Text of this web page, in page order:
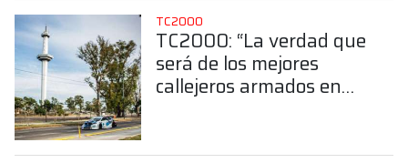
TC2000
TC2000: “La verdad que
será de los mejores
callejeros armados en